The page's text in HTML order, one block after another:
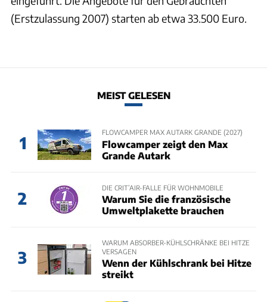
(Erstzulassung 2007) starten ab etwa 33.500 Euro.
MEIST GELESEN
1
FLOWCAMPER MAX AUTARK GRANDE (2027)
Flowcamper zeigt den Max
Grande Autark
2
DIE CRIT’AIR-FALLE FÜR WOHNMOBILE
Warum Sie die französische
Umweltplakette brauchen
3
WARUM ABSORBER-KÜHLSCHRÄNKE BEI HITZE
VERSAGEN
Wenn der Kühlschrank bei Hitze
streikt